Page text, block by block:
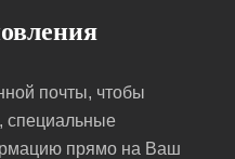
почты, чтобы
специальные
прямо на Ваш